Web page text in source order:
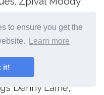
to ensure you get the
Learn more
it!
V srpnu 1966
Blues.
The Electric
pár let. V roce
Denny Laine,